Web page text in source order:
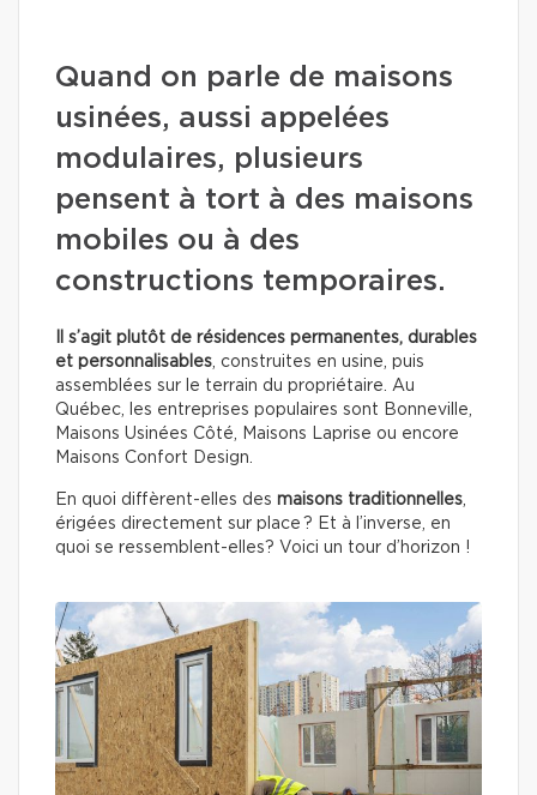
Quand on parle de maisons
usinées, aussi appelées
modulaires, plusieurs
pensent à tort à des maisons
mobiles ou à des
constructions temporaires.
Il s’agit plutôt de résidences permanentes, durables
et personnalisables, construites en usine, puis
assemblées sur le terrain du propriétaire. Au
Québec, les entreprises populaires sont Bonneville,
Maisons Usinées Côté, Maisons Laprise ou encore
Maisons Confort Design.
En quoi diffèrent-elles des maisons traditionnelles,
érigées directement sur place ? Et à l’inverse, en
quoi se ressemblent-elles? Voici un tour d’horizon !